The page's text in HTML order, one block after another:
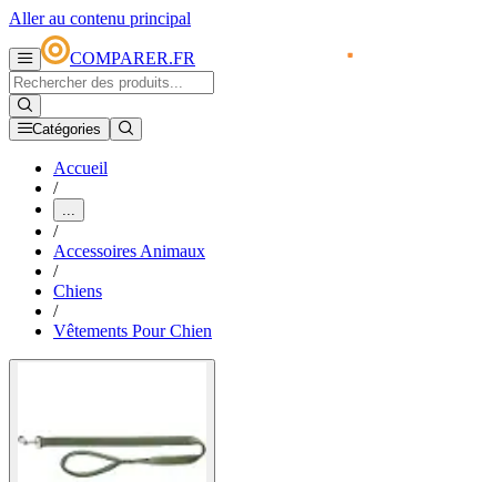
Aller au contenu principal
COMPARER.FR
Catégories
Accueil
/
...
/
Accessoires Animaux
/
Chiens
/
Vêtements Pour Chien